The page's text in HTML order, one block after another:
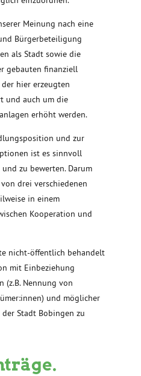
Meinung nach eine
Bürgerbeteiligung
als Stadt sowie die
gebauten finanziell
hier erzeugten
und auch um die
erhöht werden.
und zur
ist es sinnvoll
zu bewerten. Darum
drei verschiedenen
in einem
Kooperation und
nicht-öffentlich behandelt
mit Einbeziehung
(z.B. Nennung von
und möglicher
Stadt Bobingen zu